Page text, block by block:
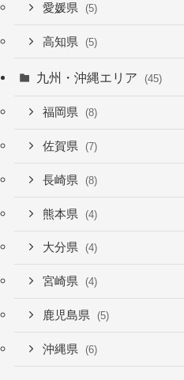
愛媛県 (5)
高知県 (5)
九州・沖縄エリア (45)
福岡県 (8)
佐賀県 (7)
長崎県 (8)
熊本県 (4)
大分県 (4)
宮崎県 (4)
鹿児島県 (5)
沖縄県 (6)